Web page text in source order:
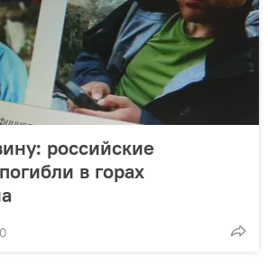
российские
в горах